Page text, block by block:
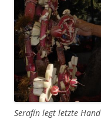
Serafín legt letzte